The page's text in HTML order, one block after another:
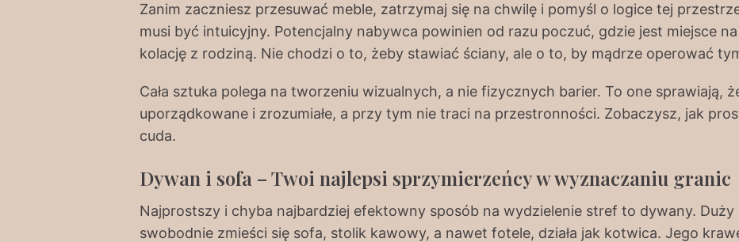
Zanim zaczniesz przesuwać meble, zatrzymaj się na chwilę i pomyśl o logice tej
musi być intuicyjny. Potencjalny nabywca powinien od razu poczuć, gdzie jest miejsce
kolację z rodziną. Nie chodzi o to, żeby stawiać ściany, ale o to, by mądrze operować
Cała sztuka polega na tworzeniu wizualnych, a nie fizycznych barier. To one sprawiają,
uporządkowane i zrozumiałe, a przy tym nie traci na przestronności. Zobaczysz, jak
cuda.
Dywan i sofa – Twoi najlepsi sprzymierzeńcy w wyznaczaniu granic
Najprostszy i chyba najbardziej efektowny sposób na wydzielenie stref to dywany.
swobodnie zmieści się sofa, stolik kawowy, a nawet fotele, działa jak kotwica. Jego